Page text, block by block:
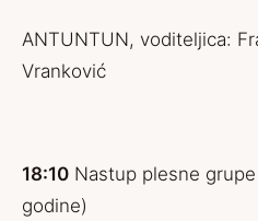
ANTUNTUN, voditeljica:
Vranković
18:10 Nastup plesne
godine)